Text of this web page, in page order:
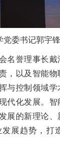
党委书记郭宇
誉理事长戴
，以及智能
与控制领域学
代化发展。
展的新理论
展趋势，打